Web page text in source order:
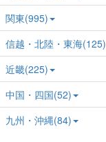
関東(995)
信越・北陸・東海(125)
近畿(225)
中国・四国(52)
九州・沖縄(84)